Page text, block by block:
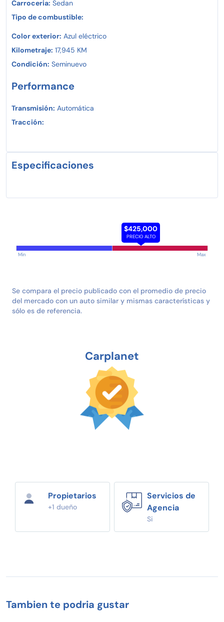
Carroceria: Sedan
Tipo de combustible:
Color exterior: Azul eléctrico
Kilometraje: 17,945 KM
Condición: Seminuevo
Performance
Transmisión: Automática
Tracción:
Especificaciones
$425,000
PRECIO ALTO
Min Max
Se compara el precio publicado con el promedio de precio
del mercado con un auto similar y mismas características y
sólo es de referencia.
Carplanet
Propietarios
+1 dueño
Servicios de
Agencia
Si
Tambien te podria gustar